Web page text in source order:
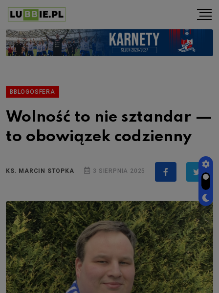
BBLOGOSFERA
Wolność to nie sztandar —
to obowiązek codzienny
KS. MARCIN STOPKA 3 SIERPNIA 2025